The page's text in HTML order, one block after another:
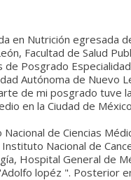
en Nutrición egresada
Facultad de Salud
de Posgrado
Autónoma de Nuevo
de mi posgrado tuve
en la Ciudad de
de Ciencias
Instituto Nacional de
Hospital General de
lopéz ". Posterior